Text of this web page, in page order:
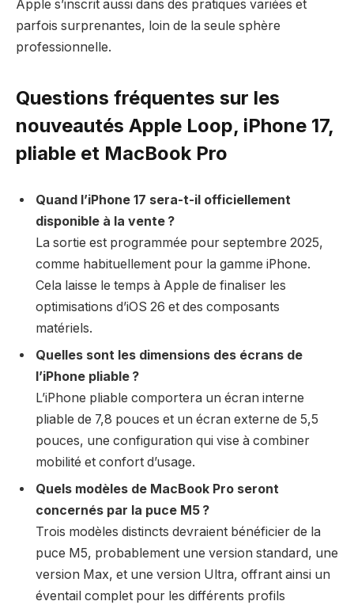
Apple s’inscrit aussi dans des pratiques variées et
parfois surprenantes, loin de la seule sphère
professionnelle.
Questions fréquentes sur les
nouveautés Apple Loop, iPhone 17,
pliable et MacBook Pro
Quand l’iPhone 17 sera-t-il officiellement
disponible à la vente ?
La sortie est programmée pour septembre 2025,
comme habituellement pour la gamme iPhone.
Cela laisse le temps à Apple de finaliser les
optimisations d’iOS 26 et des composants
matériels.
Quelles sont les dimensions des écrans de
l’iPhone pliable ?
L’iPhone pliable comportera un écran interne
pliable de 7,8 pouces et un écran externe de 5,5
pouces, une configuration qui vise à combiner
mobilité et confort d’usage.
Quels modèles de MacBook Pro seront
concernés par la puce M5 ?
Trois modèles distincts devraient bénéficier de la
puce M5, probablement une version standard, une
version Max, et une version Ultra, offrant ainsi un
éventail complet pour les différents profils